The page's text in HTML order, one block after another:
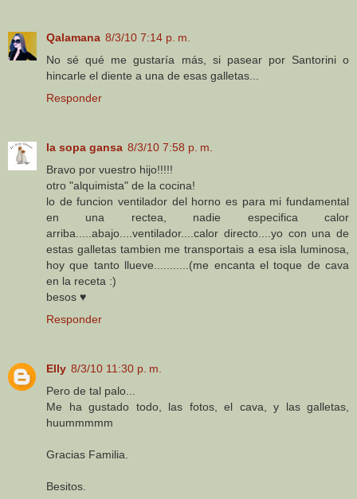
Qalamana 8/3/10 7:14 p. m.
No sé qué me gustaría más, si pasear por Santorini o
hincarle el diente a una de esas galletas...
Responder
la sopa gansa 8/3/10 7:58 p. m.
Bravo por vuestro hijo!!!!!
otro "alquimista" de la cocina!
lo de funcion ventilador del horno es para mi fundamental
en una rectea, nadie especifica calor
arriba.....abajo....ventilador....calor directo....yo con una de
estas galletas tambien me transportais a esa isla luminosa,
hoy que tanto llueve...........(me encanta el toque de cava
en la receta :)
besos ♥
Responder
Elly 8/3/10 11:30 p. m.
Pero de tal palo...
Me ha gustado todo, las fotos, el cava, y las galletas,
huummmmm
Gracias Familia.
Besitos.